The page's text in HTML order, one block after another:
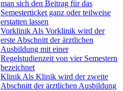
man sich den Beitrag für das
Semesterticket ganz oder teilweise
erstatten lassen
VorklinikAls Vorklinik wird der
erste Abschnitt der ärztlichen
Ausbildung mit einer
Regelstudienzeit von vier Semestern
bezeichnet
KlinikAls Klinik wird der zweite
Abschnitt der ärztlichen Ausbildung